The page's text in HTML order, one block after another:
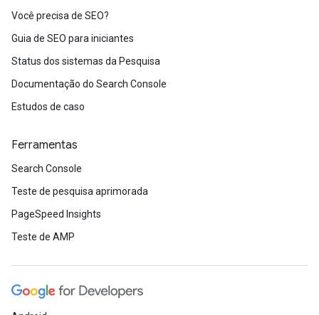
Você precisa de SEO?
Guia de SEO para iniciantes
Status dos sistemas da Pesquisa
Documentação do Search Console
Estudos de caso
Ferramentas
Search Console
Teste de pesquisa aprimorada
PageSpeed Insights
Teste de AMP